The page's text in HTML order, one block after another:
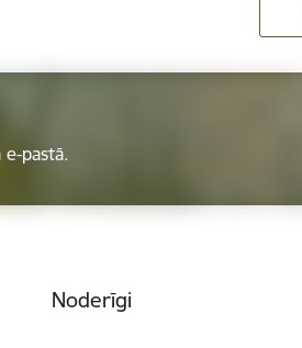
e-pastā.
Noderīgi